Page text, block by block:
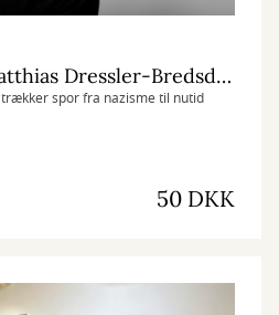
Forfatterbesøg: Matthias Dressler-Bredsdorff om bogen 'Efter faldet'
spor fra nazisme til nutid
50 DKK